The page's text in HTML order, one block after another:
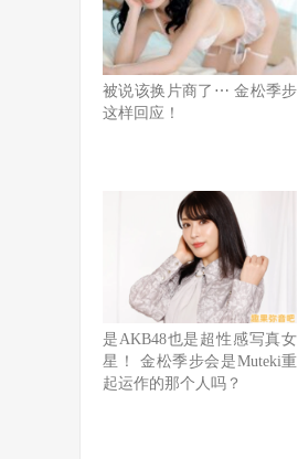
被说该换片商了⋯ 金松季步
这样回应！
是AKB48也是超性感写真女
星！ 金松季步会是Muteki重
起运作的那个人吗？